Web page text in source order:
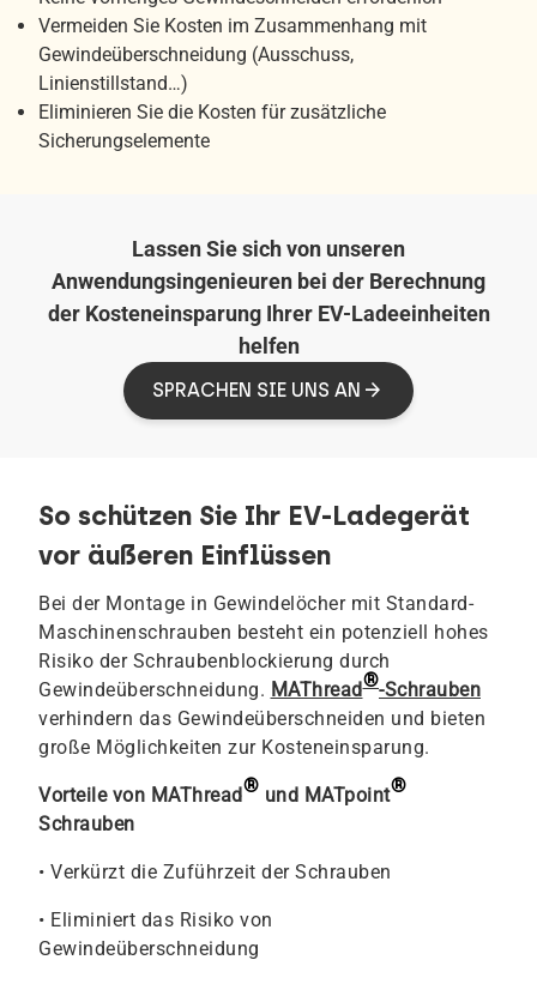
Vermeiden Sie Kosten im Zusammenhang mit
Gewindeüberschneidung (Ausschuss,
Linienstillstand…)
Eliminieren Sie die Kosten für zusätzliche
Sicherungselemente
Lassen Sie sich von unseren
Anwendungsingenieuren bei der Berechnung
der Kosteneinsparung Ihrer EV-Ladeeinheiten
helfen
SPRACHEN SIE UNS AN
So schützen Sie Ihr EV-Ladegerät
vor äußeren Einflüssen
Bei der Montage in Gewindelöcher mit Standard-
Maschinenschrauben besteht ein potenziell hohes
Risiko der Schraubenblockierung durch
Gewindeüberschneidung. MAThread®-Schrauben
verhindern das Gewindeüberschneiden und bieten
große Möglichkeiten zur Kosteneinsparung.
Vorteile von MAThread® und MATpoint®
Schrauben
• Verkürzt die Zuführzeit der Schrauben
• Eliminiert das Risiko von
Gewindeüberschneidung